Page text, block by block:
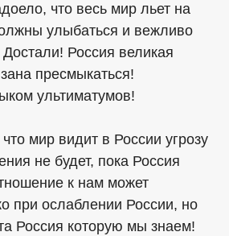
что весь мир льет на
улыбаться и вежливо
Достали! Россия великая
пресмыкаться!
ультиматумов!
мир видит в России угрозу
не будет, пока Россия
к нам может
при ослаблении России, но
Россия которую мы знаем!